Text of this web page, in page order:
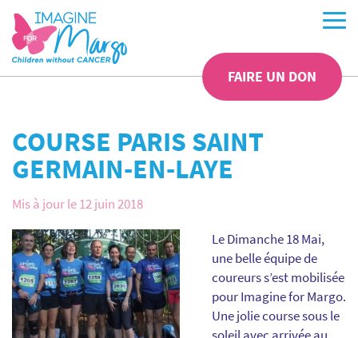
FAIRE UN DON
COURSE PARIS SAINT
GERMAIN-EN-LAYE
Mis à jour le 12 juin 2018
Le Dimanche 18 Mai,
une belle équipe de
coureurs s’est mobilisée
pour Imagine for Margo.
Une jolie course sous le